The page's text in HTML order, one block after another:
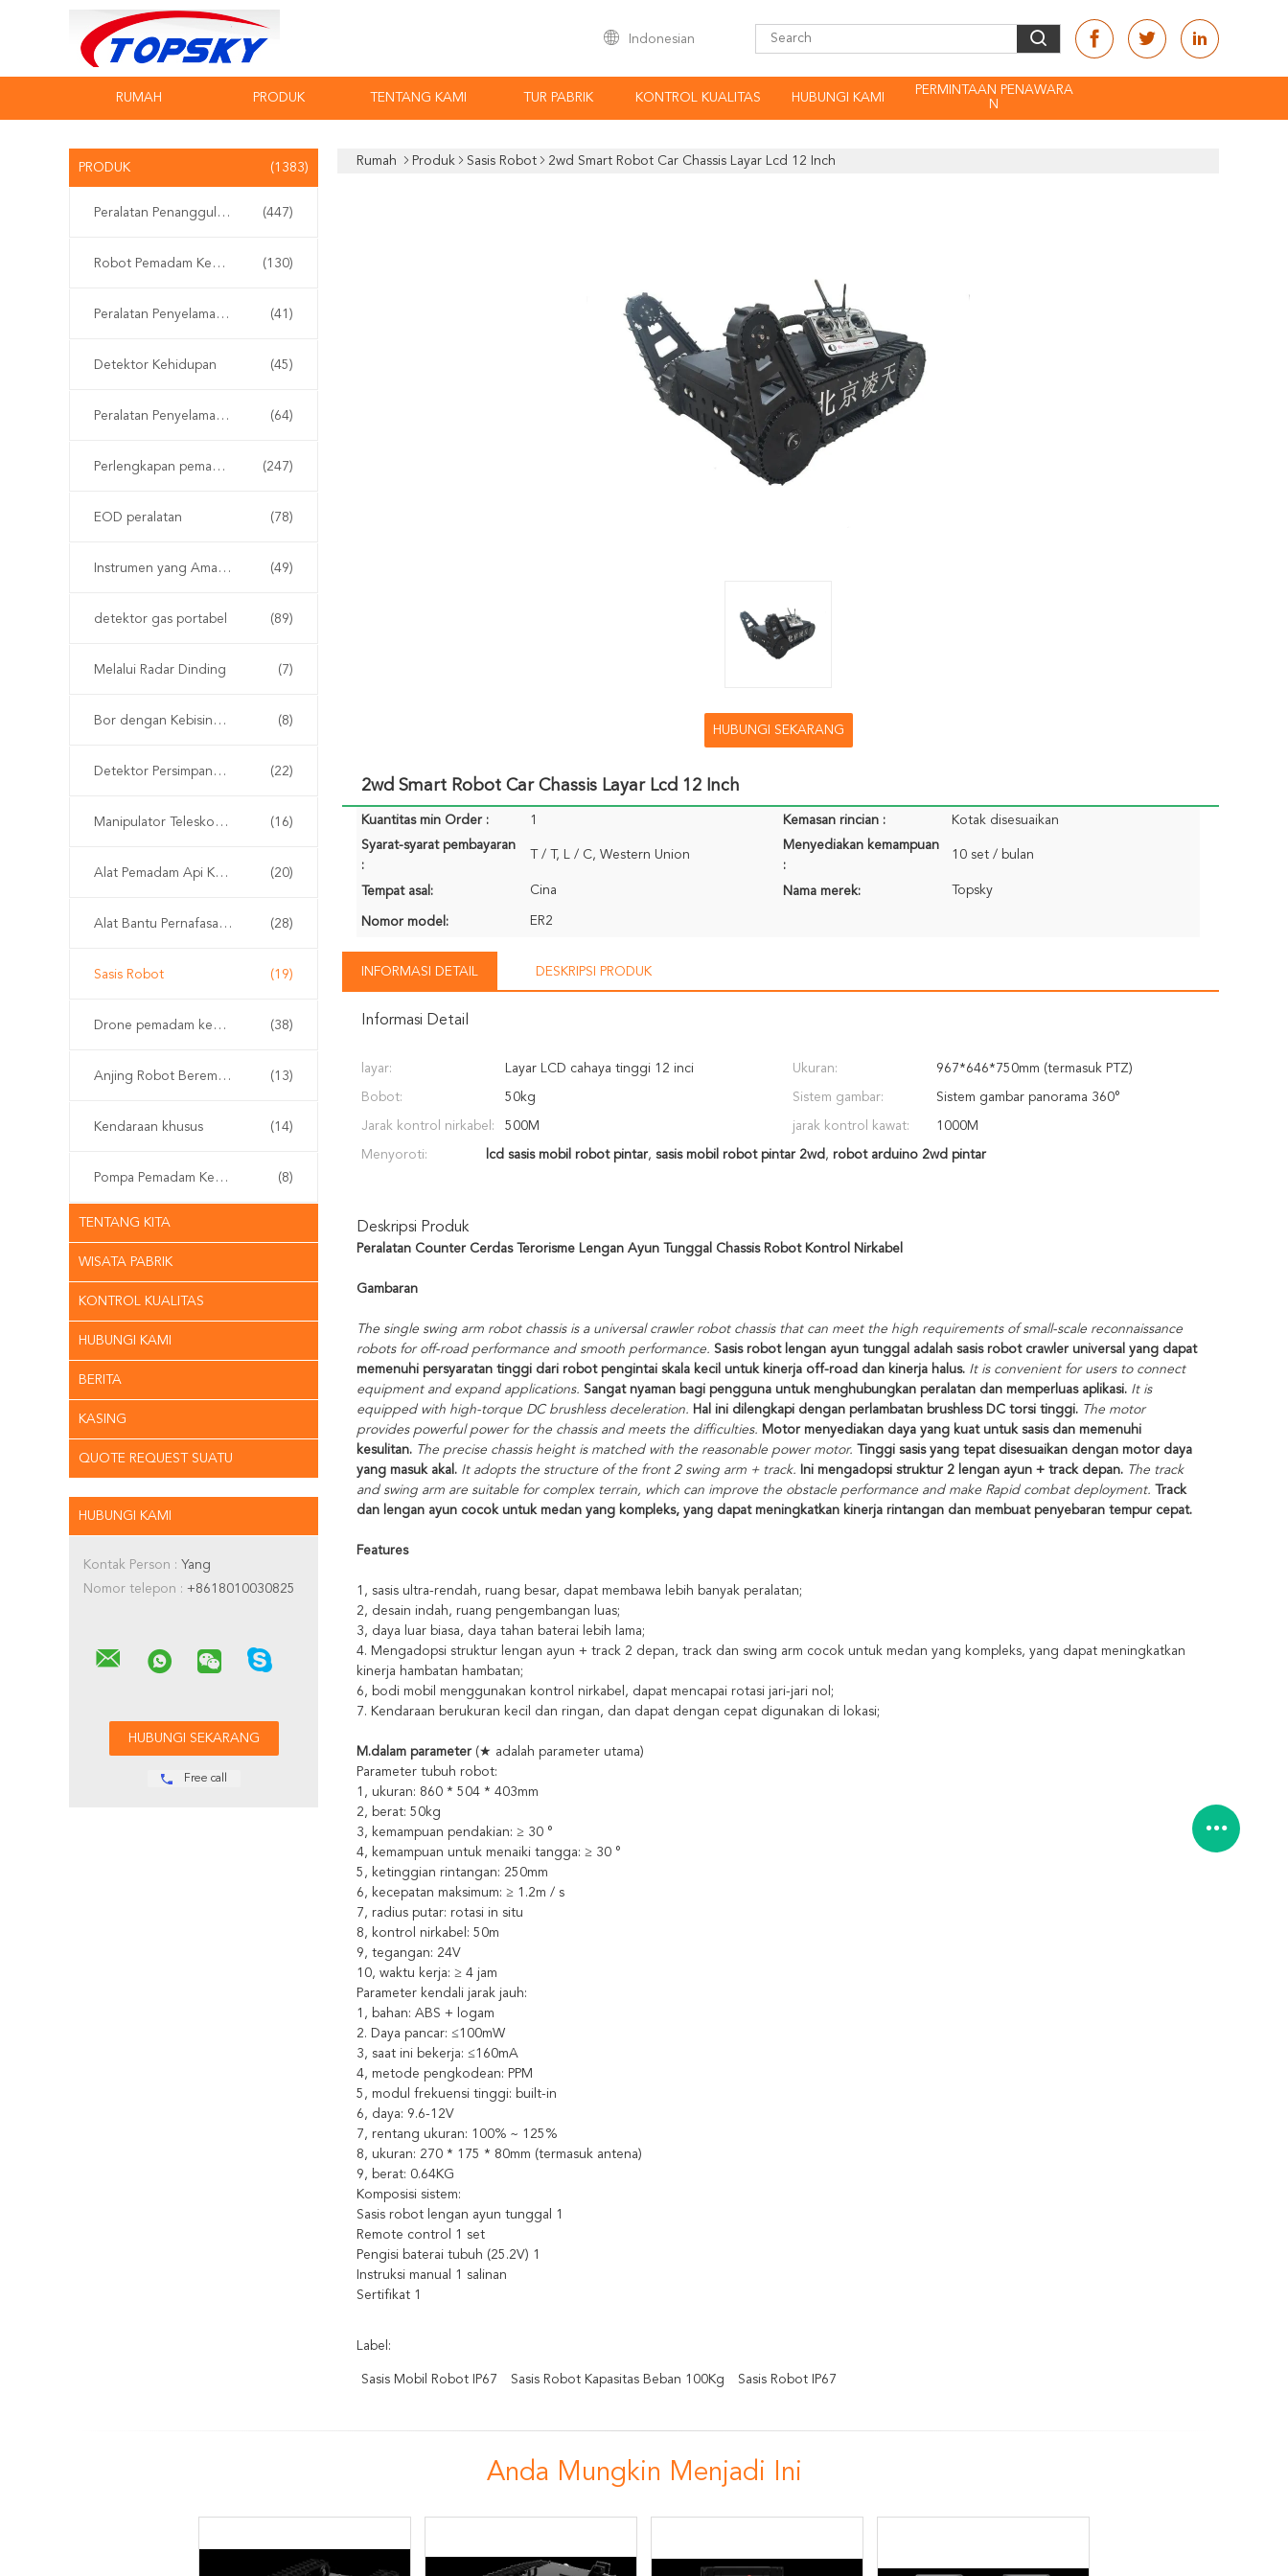
Indonesian
RUMAH PRODUK TENTANG KAMI TUR PABRIK KONTROL KUALITAS HUBUNGI KAMI
PERMINTAAN PENAWARA
N
PRODUK (1383)
Peralatan Penanggulangan Terorisme (447)
Robot Pemadam Kebakaran (130)
Peralatan Penyelamatan Air (41)
Detektor Kehidupan (45)
Peralatan Penyelamatan Gempa Bumi (64)
Perlengkapan pemadam kebakaran (247)
EOD peralatan (78)
Instrumen yang Aman Secara intrinsik (49)
detektor gas portabel (89)
Melalui Radar Dinding (7)
Bor dengan Kebisingan Rendah (8)
Detektor Persimpangan Non Linier (22)
Manipulator Teleskopik EOD (16)
Alat Pemadam Api Kabut Air (20)
Alat Bantu Pernafasan Sendiri (28)
Sasis Robot (19)
Drone pemadam kebakaran (38)
Anjing Robot Berempat Kaki (13)
Kendaraan khusus (14)
Pompa Pemadam Kebakaran (8)
TENTANG KITA
WISATA PABRIK
KONTROL KUALITAS
HUBUNGI KAMI
BERITA
KASING
QUOTE REQUEST SUATU
HUBUNGI KAMI
Kontak Person : Yang
Nomor telepon : +8618010030825
Free call
Rumah Produk Sasis Robot 2wd Smart Robot Car Chassis Layar Lcd 12 Inch
HUBUNGI SEKARANG
2wd Smart Robot Car Chassis Layar Lcd 12 Inch
Kuantitas min Order : 1 Kemasan rincian :
Kotak disesuaikan
Syarat-syarat pembayaran
:
T / T, L / C, Western Union
Menyediakan kemampuan
:
10 set / bulan
Tempat asal: Cina Nama merek: Topsky
Nomor model: ER2
INFORMASI DETAIL DESKRIPSI PRODUK
Informasi Detail
layar: Layar LCD cahaya tinggi 12 inci Ukuran: 967*646*750mm (termasuk PTZ)
Bobot: 50kg Sistem gambar: Sistem gambar panorama 360°
Jarak kontrol nirkabel: 500M jarak kontrol kawat: 1000M
Menyoroti: lcd sasis mobil robot pintar, sasis mobil robot pintar 2wd , robot arduino 2wd pintar
Deskripsi Produk
Peralatan Counter Cerdas Terorisme Lengan Ayun Tunggal Chassis Robot Kontrol Nirkabel
Gambaran
The single swing arm robot chassis is a universal crawler robot chassis that can meet the high requirements of small-scale reconnaissance
robots for off-road performance and smooth performance. Sasis robot lengan ayun tunggal adalah sasis robot crawler universal yang dapat
memenuhi persyaratan tinggi dari robot pengintai skala kecil untuk kinerja off-road dan kinerja halus. It is convenient for users to connect
equipment and expand applications. Sangat nyaman bagi pengguna untuk menghubungkan peralatan dan memperluas aplikasi. It is
equipped with high-torque DC brushless deceleration. Hal ini dilengkapi dengan perlambatan brushless DC torsi tinggi. The motor
provides powerful power for the chassis and meets the difficulties. Motor menyediakan daya yang kuat untuk sasis dan memenuhi
kesulitan. The precise chassis height is matched with the reasonable power motor.
Tinggi sasis yang tepat disesuaikan dengan motor daya
yang masuk akal. It adopts the structure of the front 2 swing arm + track. Ini mengadopsi struktur 2 lengan ayun + track depan. The track
and swing arm are suitable for complex terrain, which can improve the obstacle performance and make Rapid combat deployment.
Track
dan lengan ayun cocok untuk medan yang kompleks, yang dapat meningkatkan kinerja rintangan dan membuat penyebaran tempur cepat.
Features
1, sasis ultra-rendah, ruang besar, dapat membawa lebih banyak peralatan;
2, desain indah, ruang pengembangan luas;
3, daya luar biasa, daya tahan baterai lebih lama;
4. Mengadopsi struktur lengan ayun + track 2 depan, track dan swing arm cocok untuk medan yang kompleks, yang dapat meningkatkan
kinerja hambatan hambatan;
6, bodi mobil menggunakan kontrol nirkabel, dapat mencapai rotasi jari-jari nol;
7. Kendaraan berukuran kecil dan ringan, dan dapat dengan cepat digunakan di lokasi;
M.dalam parameter(★ adalah parameter utama)
Parameter tubuh robot:
1, ukuran: 860 * 504 * 403mm
2, berat: 50kg
3, kemampuan pendakian: ≥ 30 °
4, kemampuan untuk menaiki tangga: ≥ 30 °
5, ketinggian rintangan: 250mm
6, kecepatan maksimum: ≥ 1.2m / s
7, radius putar: rotasi in situ
8, kontrol nirkabel: 50m
9, tegangan: 24V
10, waktu kerja: ≥ 4 jam
Parameter kendali jarak jauh:
1, bahan: ABS + logam
2. Daya pancar: ≤100mW
3, saat ini bekerja: ≤160mA
4, metode pengkodean: PPM
5, modul frekuensi tinggi: built-in
6, daya: 9.6-12V
7, rentang ukuran: 100% ~ 125%
8, ukuran: 270 * 175 * 80mm (termasuk antena)
9, berat: 0.64KG
Komposisi sistem:
Sasis robot lengan ayun tunggal 1
Remote control 1 set
Pengisi baterai tubuh (25.2V) 1
Instruksi manual 1 salinan
Sertifikat 1
Label:
Sasis Mobil Robot IP67 Sasis Robot Kapasitas Beban 100Kg Sasis Robot IP67
Anda Mungkin Menjadi Ini